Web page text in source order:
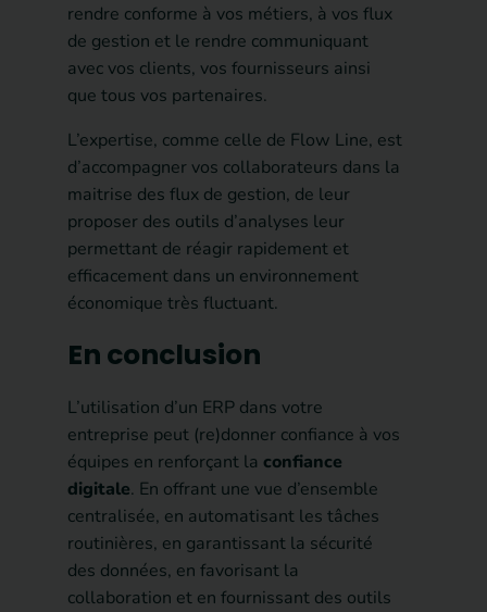
rendre conforme à vos métiers, à vos flux
de gestion et le rendre communiquant
avec vos clients, vos fournisseurs ainsi
que tous vos partenaires.
L’expertise, comme celle de Flow Line, est
d’accompagner vos collaborateurs dans la
maitrise des flux de gestion, de leur
proposer des outils d’analyses leur
permettant de réagir rapidement et
efficacement dans un environnement
économique très fluctuant.
En conclusion
L’utilisation d’un ERP dans votre
entreprise peut (re)donner confiance à vos
équipes en renforçant la confiance
digitale. En offrant une vue d’ensemble
centralisée, en automatisant les tâches
routinières, en garantissant la sécurité
des données, en favorisant la
collaboration et en fournissant des outils